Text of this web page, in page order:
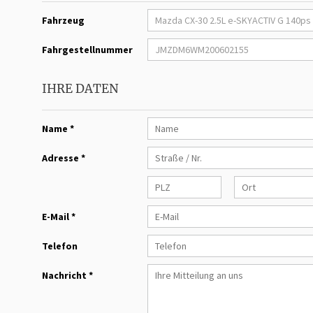
Fahrzeug
Fahrgestellnummer
IHRE DATEN
Name *
Adresse *
E-Mail *
Telefon
Nachricht *